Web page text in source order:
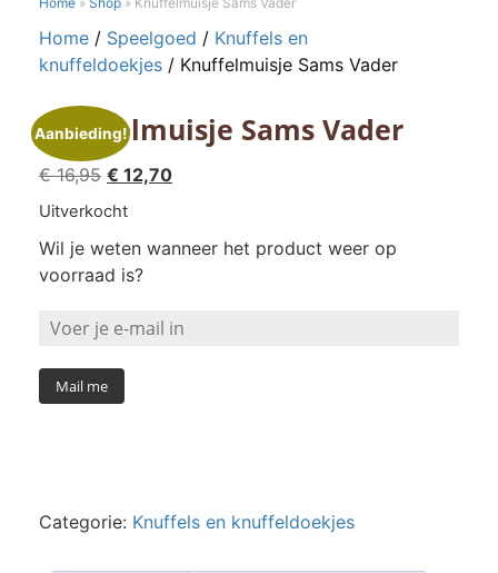
Home / Speelgoed / Knuffels en
knuffeldoekjes / Knuffelmuisje Sams Vader
Aanbieding!
Knuffelmuisje Sams Vader
€16,95 Oorspronkelijke
prijs
€ 16,95.
€ 12,70Huidige
€ 12,70.
Uitverkocht
Wil je weten wanneer het product weer op
voorraad is?
Mail me
Categorie: Knuffels en knuffeldoekjes